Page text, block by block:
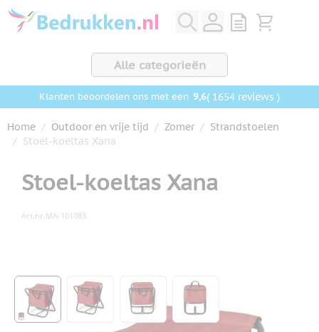
Ga naar de inhoud
View quote,
Bekijk
Alle categorieën
Klanten beoordelen ons met een 9,6( 1654 reviews )
Home / Outdoor en vrije tijd / Zomer / Strandstoelen
/ Stoel-koeltas Xana
Stoel-koeltas Xana
Art.nr. MA-101083
View larger imageView larger image
View larger imageView larger image